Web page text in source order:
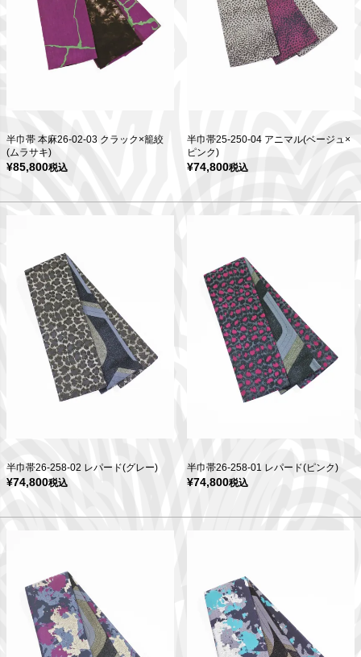
半巾帯 本麻26-02-03 クラック×籠絞
(ムラサキ)
¥85,800税込
半巾帯25-250-04 アニマル(ベージュ×
ピンク)
¥74,800税込
半巾帯26-258-02 レパード(グレー)
¥74,800税込
半巾帯26-258-01 レパード(ピンク)
¥74,800税込